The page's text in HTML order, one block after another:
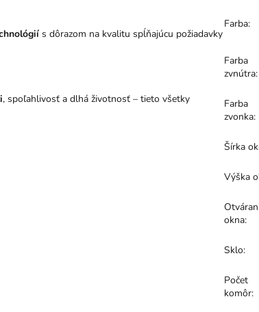
s dôrazom na kvalitu spĺňajúcu požiadavky
, spoľahlivosť a dlhá životnosť – tieto všetky
Farba:
Farba
zvnútra:
Farba
zvonka:
Šírka
Výška
okna:
Sklo:
Počet
komôr: